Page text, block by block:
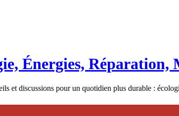
Énergies,
et discussions pour un quotidien plus durable :